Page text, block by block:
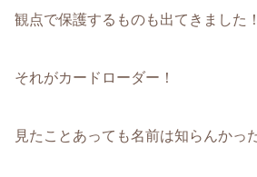
観点で保護するものも出てきました！
それがカードローダー！
見たことあっても名前は知らんかっ